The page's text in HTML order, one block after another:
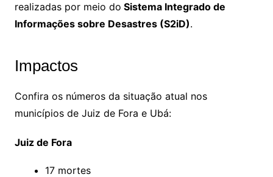
realizadas por meio do Sistema Integrado de
Informações sobre Desastres (S2iD).
Impactos
Confira os números da situação atual nos
municípios de Juiz de Fora e Ubá:
Juiz de Fora
17 mortes